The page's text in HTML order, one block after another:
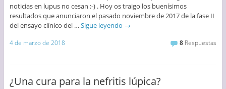
noticias en lupus no cesan :-) . Hoy os traigo los buenísimos
resultados que anunciaron el pasado noviembre de 2017 de la fase II
del ensayo clínico del … Sigue leyendo →
4 de marzo de 2018 8 Respuestas
¿Una cura para la nefritis lúpica?